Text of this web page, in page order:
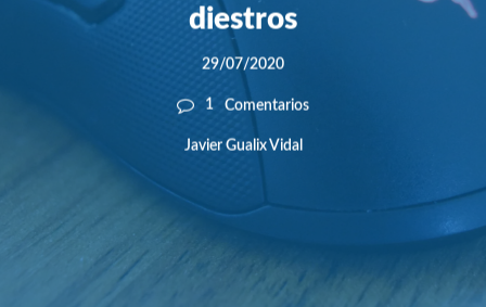
diestros
29/07/2020
1 Comentarios
Javier Gualix Vidal